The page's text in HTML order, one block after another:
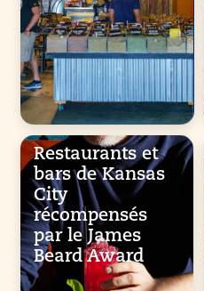
Restaurants et
bars de Kansas
City
récompensés
par le James
Beard Award